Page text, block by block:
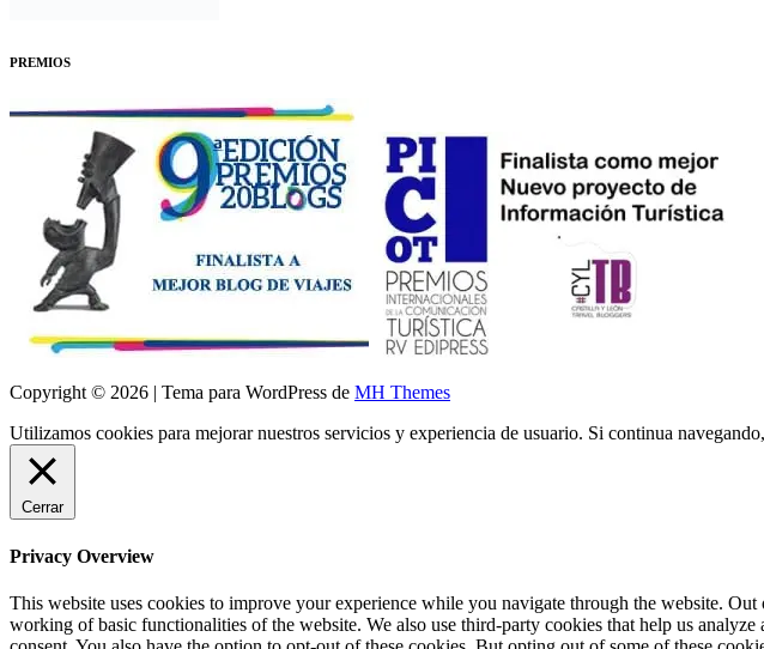
PREMIOS
Copyright © 2026 | Tema para WordPress de MH Themes
Utilizamos cookies para mejorar nuestros servicios y experiencia de usuario. Si continua
Cerrar
Privacy Overview
This website uses cookies to improve your experience while you navigate through the website.
working of basic functionalities of the website. We also use third-party cookies that help us